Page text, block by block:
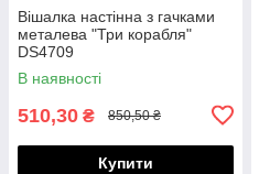
Вішалка настінна з гачками
металева "Три корабля"
DS4709
В наявності
510,30 ₴ 850,50 ₴
Купити